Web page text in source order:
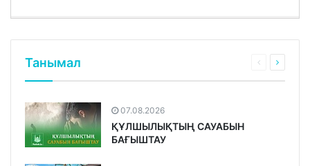
Танымал
07.08.2026
ҚҰЛШЫЛЫҚТЫҢ САУАБЫН
БАҒЫШТАУ